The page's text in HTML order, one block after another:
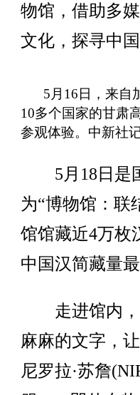
物馆，借助多
文化，探寻中
5月16日，来自
10多个国家的甘肃
参观体验。中新社
5月18日是国
为“博物馆：联
馆馆藏近4万枚
中国汉简藏量
走进馆内，
麻麻的文字，
尼罗拉·苏詹